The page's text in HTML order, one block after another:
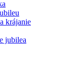
krájanie
jubilea